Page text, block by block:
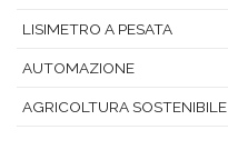
LISIMETRO A PESATA
AUTOMAZIONE
AGRICOLTURA SOSTENIBILE